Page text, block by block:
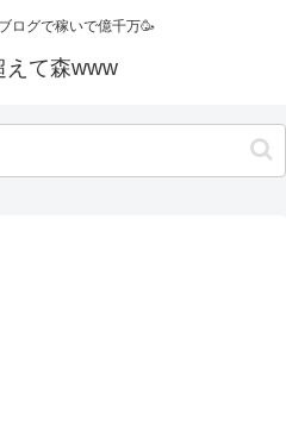
ログで稼いで億千万🥳
えて森www